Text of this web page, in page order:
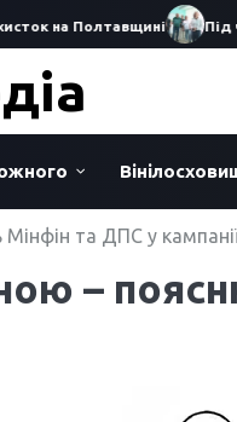
на Полтавщині Під час
та ДПС у
–